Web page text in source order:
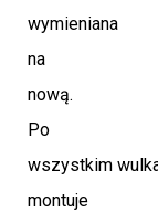
wymieniana
na
nową.
Po
wszystkim
montuje